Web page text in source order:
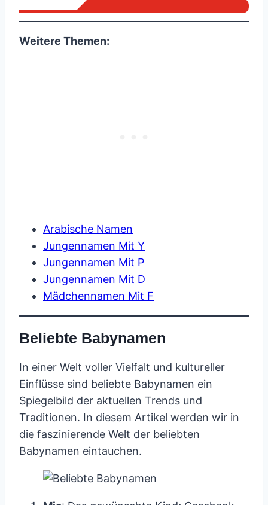
Weitere Themen:
Arabische Namen
Jungennamen Mit Y
Jungennamen Mit P
Jungennamen Mit D
Mädchennamen Mit F
Beliebte Babynamen
In einer Welt voller Vielfalt und kultureller
Einflüsse sind beliebte Babynamen ein
Spiegelbild der aktuellen Trends und
Traditionen. In diesem Artikel werden wir in
die faszinierende Welt der beliebten
Babynamen eintauchen.